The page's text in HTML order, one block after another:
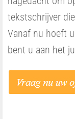
tekstschrijver
Vanaf nu hoeft
bent u aan het